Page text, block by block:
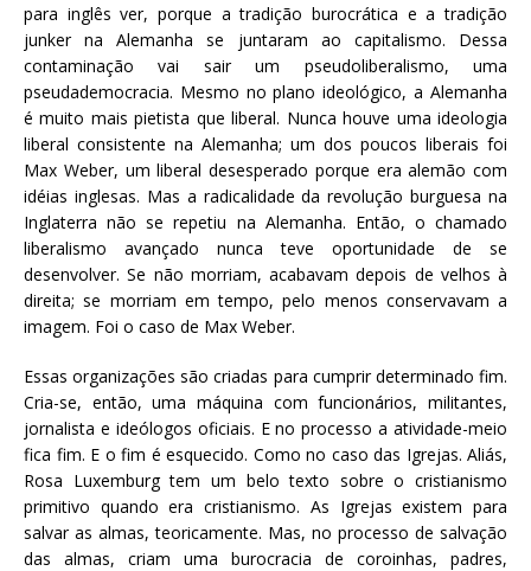
para inglês ver, porque a tradição burocrática e a tradição
junker na Alemanha se juntaram ao capitalismo. Dessa
contaminação vai sair um pseudoliberalismo, uma
pseudademocracia. Mesmo no plano ideológico, a Alemanha
é muito mais pietista que liberal. Nunca houve uma ideologia
liberal consistente na Alemanha; um dos poucos liberais foi
Max Weber, um liberal desesperado porque era alemão com
idéias inglesas. Mas a radicalidade da revolução burguesa na
Inglaterra não se repetiu na Alemanha. Então, o chamado
liberalismo avançado nunca teve oportunidade de se
desenvolver. Se não morriam, acabavam depois de velhos à
direita; se morriam em tempo, pelo menos conservavam a
imagem. Foi o caso de Max Weber.
Essas organizações são criadas para cumprir determinado fim.
Cria-se, então, uma máquina com funcionários, militantes,
jornalista e ideólogos oficiais. E no processo a atividade-meio
fica fim. E o fim é esquecido. Como no caso das Igrejas. Aliás,
Rosa Luxemburg tem um belo texto sobre o cristianismo
primitivo quando era cristianismo. As Igrejas existem para
salvar as almas, teoricamente. Mas, no processo de salvação
das almas, criam uma burocracia de coroinhas, padres,